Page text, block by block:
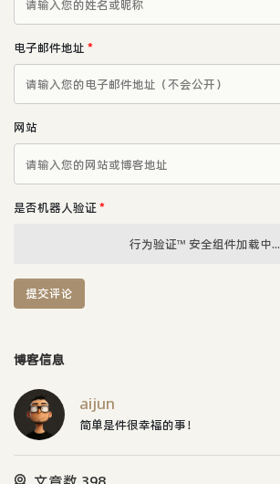
电子邮件地址 *
网站
是否机器人验证 *
行为验证™ 安全组件加载中...
提交评论
博客信息
aijun
简单是件很幸福的事！